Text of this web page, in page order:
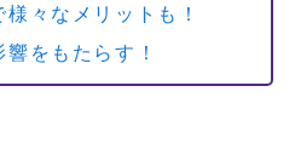
々なメリットも！
をもたらす！